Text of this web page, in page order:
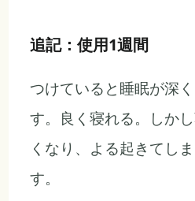
追記：使用1週間
つけていると睡眠が深
す。良く寝れる。しか
くなり、よる起きてし
す。